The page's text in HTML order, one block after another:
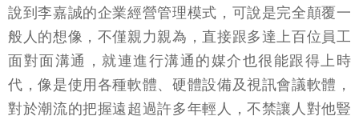
說到李嘉誠的企業經營管理模式，可說是完全顛覆一
般人的想像，不僅親力親為，直接跟多達上百位員工
面對面溝通，就連進行溝通的媒介也很能跟得上時
代，像是使用各種軟體、硬體設備及視訊會議軟體，
對於潮流的把握遠超過許多年輕人，不禁讓人對他豎